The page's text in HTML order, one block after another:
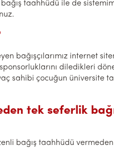
taahhüdü ile de
bağışçılarımız internet
diledikleri
sahibi çocuğun üniversite
tek seferlik
bağış taahhüdü vermeden